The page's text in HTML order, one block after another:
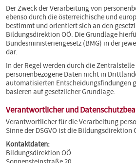
Der Zweck der Verarbeitung von
ebenso durch die österreichische und
bestimmt und orientiert sich an den
Bildungsdirektion OÖ. Die Grundlage
Bundesministeriengesetz (BMG) in der
dar.
In der Regel werden durch die
personenbezogene Daten nicht in
automatisierten Entscheidungsfindungen
basieren auf gesetzlicher Grundlage.
Verantwortlicher und
Verantwortlicher für die Verarbeitung
Sinne der DSGVO ist die Bildungsdirektion
Kontaktdaten:
Bildungsdirektion OÖ